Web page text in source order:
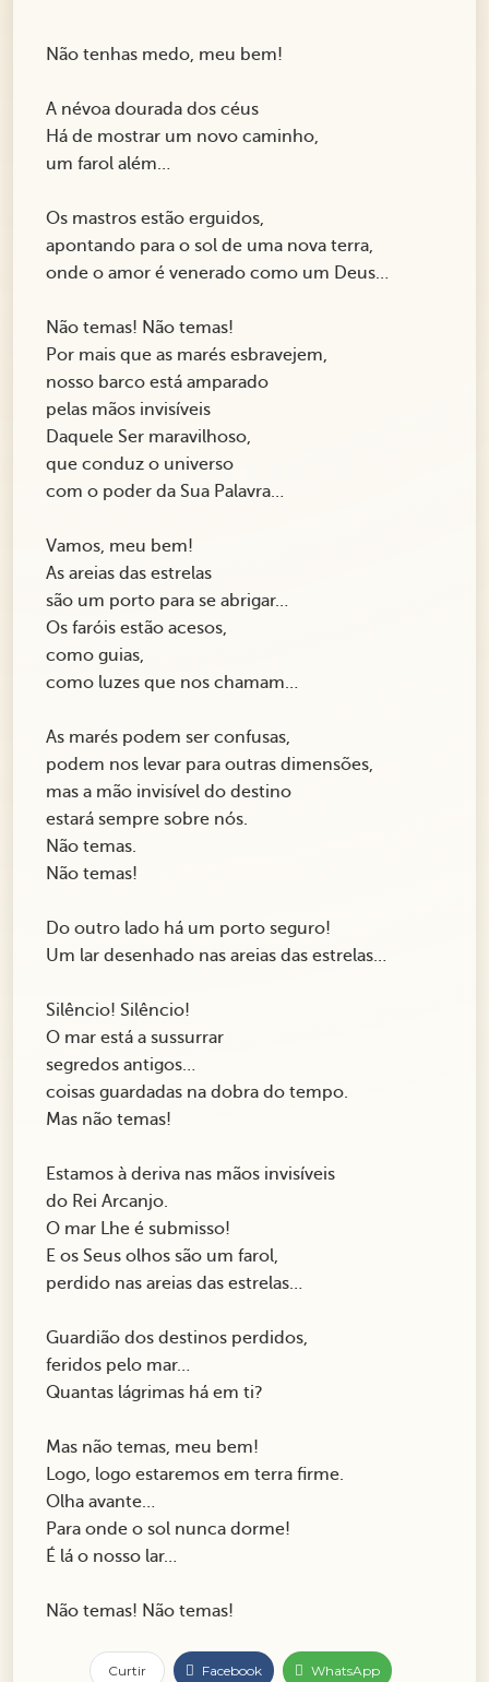
Não tenhas medo, meu bem!
A névoa dourada dos céus
Há de mostrar um novo caminho,
um farol além…
Os mastros estão erguidos,
apontando para o sol de uma nova terra,
onde o amor é venerado como um Deus…
Não temas! Não temas!
Por mais que as marés esbravejem,
nosso barco está amparado
pelas mãos invisíveis
Daquele Ser maravilhoso,
que conduz o universo
com o poder da Sua Palavra…
Vamos, meu bem!
As areias das estrelas
são um porto para se abrigar…
Os faróis estão acesos,
como guias,
como luzes que nos chamam…
As marés podem ser confusas,
podem nos levar para outras dimensões,
mas a mão invisível do destino
estará sempre sobre nós.
Não temas.
Não temas!
Do outro lado há um porto seguro!
Um lar desenhado nas areias das estrelas…
Silêncio! Silêncio!
O mar está a sussurrar
segredos antigos…
coisas guardadas na dobra do tempo.
Mas não temas!
Estamos à deriva nas mãos invisíveis
do Rei Arcanjo.
O mar Lhe é submisso!
E os Seus olhos são um farol,
perdido nas areias das estrelas…
Guardião dos destinos perdidos,
feridos pelo mar…
Quantas lágrimas há em ti?
Mas não temas, meu bem!
Logo, logo estaremos em terra firme.
Olha avante…
Para onde o sol nunca dorme!
É lá o nosso lar…
Não temas! Não temas!
Curtir Facebook WhatsApp